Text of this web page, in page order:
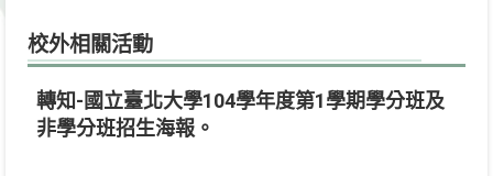
校外相關活動
轉知-國立臺北大學104學年度第1學期學分班及
非學分班招生海報。